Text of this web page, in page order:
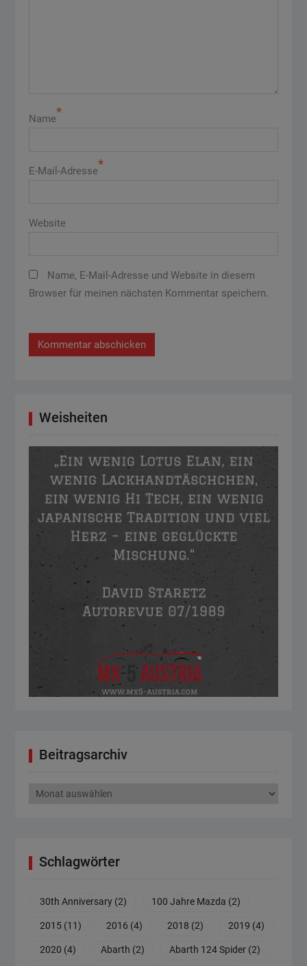
Name*
E-Mail-Adresse*
Website
Name, E-Mail-Adresse und Website in diesem
Browser für meinen nächsten Kommentar speichern.
Weisheiten
Beitragsarchiv
Beitragsarchiv
Schlagwörter
30th Anniversary(2) 100 Jahre Mazda (2)
2015(11) 2016 (4) 2018 (2) 2019 (4)
2020 (4) Abarth (2) Abarth 124 Spider(2)